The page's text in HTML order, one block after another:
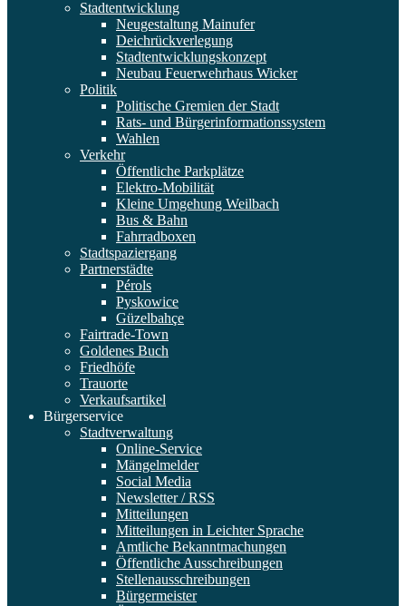
Stadtentwicklung
Neugestaltung Mainufer
Deichrückverlegung
Stadtentwicklungskonzept
Neubau Feuerwehrhaus Wicker
Politik
Politische Gremien der Stadt
Rats- und Bürgerinformationssystem
Wahlen
Verkehr
Öffentliche Parkplätze
Elektro-Mobilität
Kleine Umgehung Weilbach
Bus & Bahn
Fahrradboxen
Stadtspaziergang
Partnerstädte
Pérols
Pyskowice
Güzelbahçe
Fairtrade-Town
Goldenes Buch
Friedhöfe
Trauorte
Verkaufsartikel
Bürgerservice
Stadtverwaltung
Online-Service
Mängelmelder
Social Media
Newsletter / RSS
Mitteilungen
Mitteilungen in Leichter Sprache
Amtliche Bekanntmachungen
Öffentliche Ausschreibungen
Stellenausschreibungen
Bürgermeister